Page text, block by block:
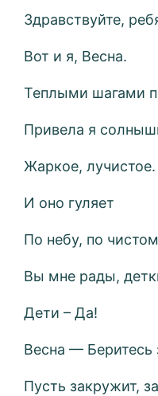
Здравствуйте,
Вот и я, Весна.
Теплыми шагами
Привела я
Жаркое, лучистое.
И оно гуляет
По небу, по
Вы мне рады,
Дети – Да!
Весна — Беритесь
Пусть закружит,